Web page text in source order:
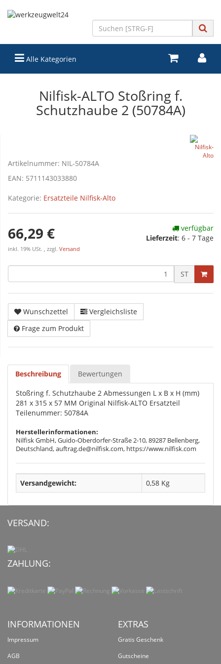
Alle Kategorien
Nilfisk-ALTO Stoßring f.
Schutzhaube 2 (50784A)
Artikelnummer: NIL-50784A
EAN: 5711143033880
Kategorie: Ersatzteile Nilfisk-Alto
66,29 €
inkl. 19% USt. , zzgl. Versand
verfügbar
Lieferzeit: 6 - 7 Tage
ST
Wunschzettel
Vergleichsliste
Frage zum Produkt
Beschreibung Bewertungen
Stoßring f. Schutzhaube 2 Abmessungen L x B x H (mm)
281 x 315 x 57 MM Original Nilfisk-ALTO Ersatzteil
Teilenummer: 50784A
Herstellerinformationen:
Nilfisk GmbH, Guido-Oberdorfer-Straße 2-10, 89287 Bellenberg,
Deutschland, auftrag.de@nilfisk.com, https://www.nilfisk.com
Versandgewicht: 0,58 Kg
VERSAND:
ZAHLUNG:
INFORMATIONEN
Impressum
AGB
EXTRAS
Gratis Geschenk
Gutscheine